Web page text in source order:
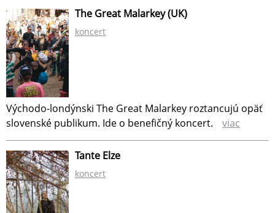
The Great Malarkey (UK)
koncert
Východo-londýnski The Great Malarkey roztancujú opäť
slovenské publikum. Ide o benefičný koncert.
viac
Tante Elze
koncert